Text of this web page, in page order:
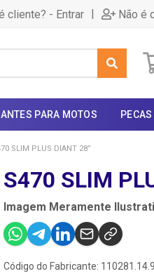
cliente? - Entrar | Não é
PARA MOTOS
SLIM PLUS DIANT 28”
S470 SLIM
Imagem Meramente
Código do Fabricante: